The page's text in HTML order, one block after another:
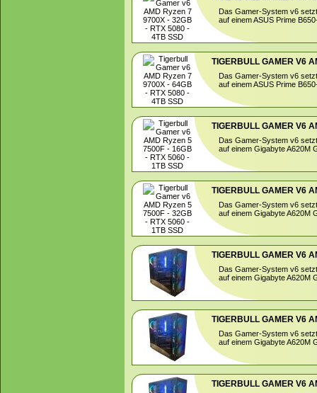
Das Gamer-System v6
auf einem ASUS Prime
TIGERBULL GAMER V6
Das Gamer-System v6
auf einem ASUS Prime
TIGERBULL GAMER V6
Das Gamer-System v6
auf einem Gigabyte A620M
TIGERBULL GAMER V6
Das Gamer-System v6
auf einem Gigabyte A620M
TIGERBULL GAMER V6
Das Gamer-System v6
auf einem Gigabyte A620M
TIGERBULL GAMER V6
Das Gamer-System v6
auf einem Gigabyte A620M
TIGERBULL GAMER V6